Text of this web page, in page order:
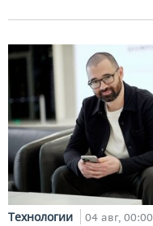
Технологии 04 авг, 00:00